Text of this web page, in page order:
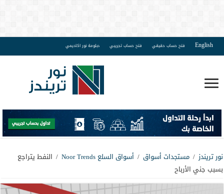
English فتح حساب حقيقي فتح حساب تجريبي دبلومة نور اكاديمي
نور تريندز / مستجدات أسواق / أسواق السلع Noor Trends / النفط يتراجع
بسبب جني الأرباح